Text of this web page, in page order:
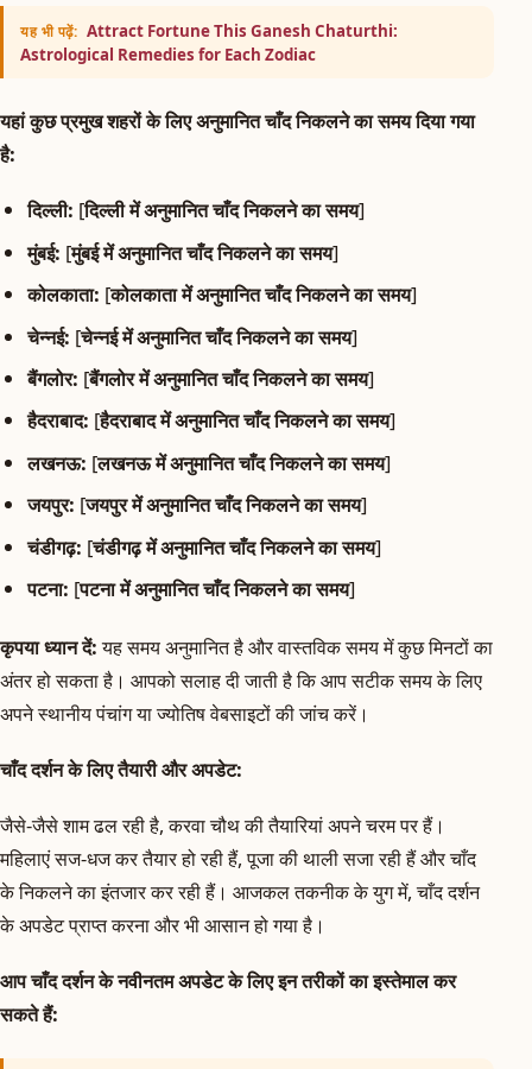
यह भी पढ़ें: Attract Fortune This Ganesh Chaturthi:
Astrological Remedies for Each Zodiac
यहां कुछ प्रमुख शहरों के लिए अनुमानित चाँद निकलने का समय दिया गया
है:
दिल्ली: [दिल्ली में अनुमानित चाँद निकलने का समय]
मुंबई: [मुंबई में अनुमानित चाँद निकलने का समय]
कोलकाता: [कोलकाता में अनुमानित चाँद निकलने का समय]
चेन्नई: [चेन्नई में अनुमानित चाँद निकलने का समय]
बैंगलोर: [बैंगलोर में अनुमानित चाँद निकलने का समय]
हैदराबाद: [हैदराबाद में अनुमानित चाँद निकलने का समय]
लखनऊ: [लखनऊ में अनुमानित चाँद निकलने का समय]
जयपुर: [जयपुर में अनुमानित चाँद निकलने का समय]
चंडीगढ़: [चंडीगढ़ में अनुमानित चाँद निकलने का समय]
पटना: [पटना में अनुमानित चाँद निकलने का समय]
कृपया ध्यान दें:यह समय अनुमानित है और वास्तविक समय में कुछ मिनटों का
अंतर हो सकता है। आपको सलाह दी जाती है कि आप सटीक समय के लिए
अपने स्थानीय पंचांग या ज्योतिष वेबसाइटों की जांच करें।
चाँद दर्शन के लिए तैयारी और अपडेट:
जैसे-जैसे शाम ढल रही है, करवा चौथ की तैयारियां अपने चरम पर हैं।
महिलाएं सज-धज कर तैयार हो रही हैं, पूजा की थाली सजा रही हैं और चाँद
के निकलने का इंतजार कर रही हैं। आजकल तकनीक के युग में, चाँद दर्शन
के अपडेट प्राप्त करना और भी आसान हो गया है।
आप चाँद दर्शन के नवीनतम अपडेट के लिए इन तरीकों का इस्तेमाल कर
सकते हैं: